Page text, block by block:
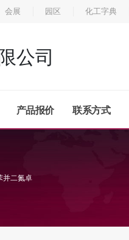
会展 园区 化工字典
公司
产品报价 联系方式
并二氮卓